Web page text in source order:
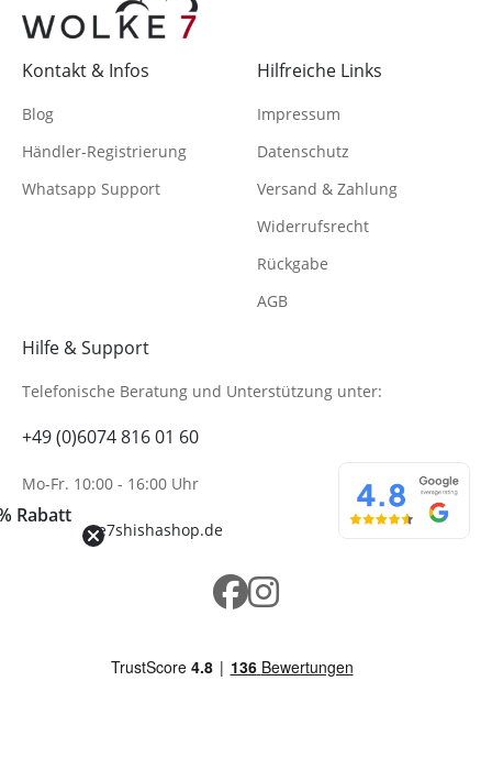
Rabatt
Hilfe & Support
Telefonische Beratung und Unterstützung unter:
+49 (0)6074 816 01 60
Mo-Fr. 10:00 - 16:00 Uhr
info@wolke7shishashop.de
Kontakt & Infos
Blog
Händler-Registrierung
Whatsapp Support
Hilfreiche Links
Impressum
Datenschutz
Versand & Zahlung
Widerrufsrecht
Rückgabe
AGB